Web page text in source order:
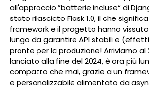
all'approccio ”batterie incluse“ di
stato rilasciato Flask 1.0, il che
framework e il progetto hanno
lungo da garantire API stabili e
pronte per la produzione! Arriviamo al
lanciato alla fine del 2024, è ora più
compatto che mai, grazie a un
e personalizzabile alimentato da